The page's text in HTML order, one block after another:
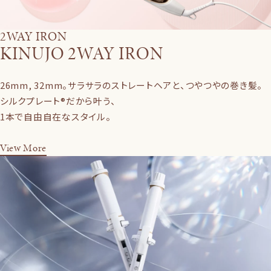
2WAY IRON
KINUJO 2WAY IRON
26mm, 32mm。サラサラのストレートヘアと、つやつやの巻き髪。
シルクプレート®だから叶う、
1本で自由自在なスタイル。
View More